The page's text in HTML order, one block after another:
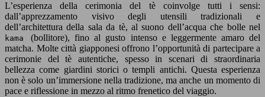
L’esperienza della cerimonia del tè coinvolge tutti i sensi:
dall’apprezzamento visivo degli utensili tradizionali e
dell’architettura della sala da tè, al suono dell’acqua che bolle nel
kama(bollitore), fino al gusto intenso e leggermente amaro del
matcha. Molte città giapponesi offrono l’opportunità di partecipare a
cerimonie del tè autentiche, spesso in scenari di straordinaria
bellezza come giardini storici o templi antichi. Questa esperienza
non è solo un’immersione nella tradizione, ma anche un momento di
pace e riflessione in mezzo al ritmo frenetico del viaggio.